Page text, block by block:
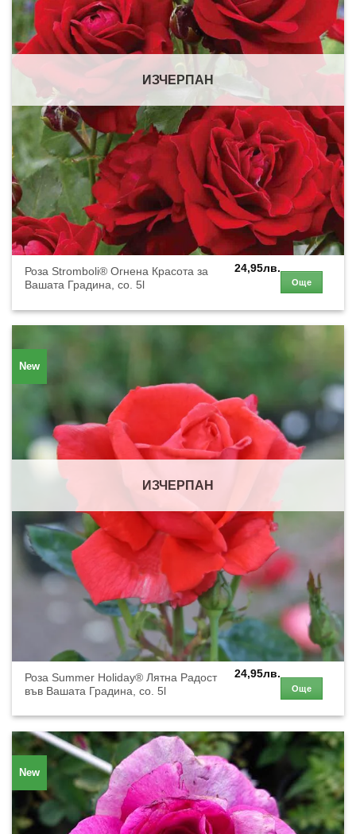
ИЗЧЕРПАН
Роза Stromboli® Огнена Красота за
Вашата Градина, co. 5l
24,95лв.
Още
New
ИЗЧЕРПАН
Роза Summer Holiday® Лятна Радост
във Вашата Градина, co. 5l
24,95лв.
Още
New